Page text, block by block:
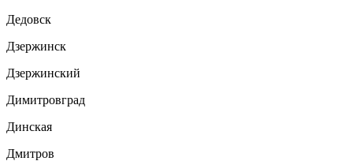
Дедовск
Дзержинск
Дзержинский
Димитровград
Динская
Дмитров